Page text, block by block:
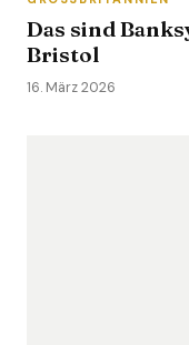
Das sind
Bristol
16. März 2026